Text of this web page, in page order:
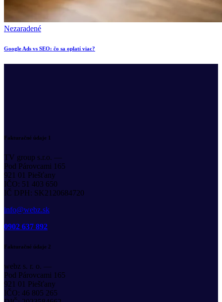
Nezaradené
Google Ads vs SEO: čo sa oplatí viac?
Fakturačné údaje 1
TV group s.r.o. —
Pod Párovcami 165
921 01 Piešťany
IČO: 51 403 650
IČ DPH: SK2120684720
info@webz.sk
0902 637 892
Fakturačné údaje 2
webz s. r. o. —
Pod Párovcami 165
921 01 Piešťany
IČO: 46 805 265